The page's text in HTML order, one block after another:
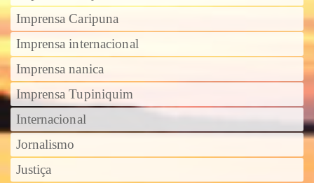
Imprensa Caripuna
Imprensa internacional
Imprensa nanica
Imprensa Tupiniquim
Internacional
Jornalismo
Justiça